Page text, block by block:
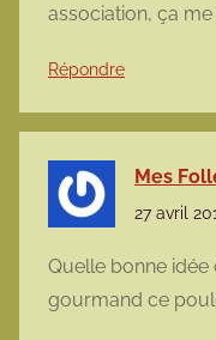
association, ça me
Répondre
Mes
27 avril
Quelle bonne idée
gourmand ce